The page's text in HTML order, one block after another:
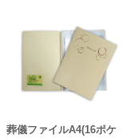
葬儀ファイルA4(16ポケ